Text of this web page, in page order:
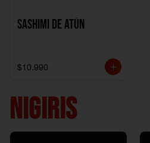
Sashimi de Atún
$10.990
NIGIRIS